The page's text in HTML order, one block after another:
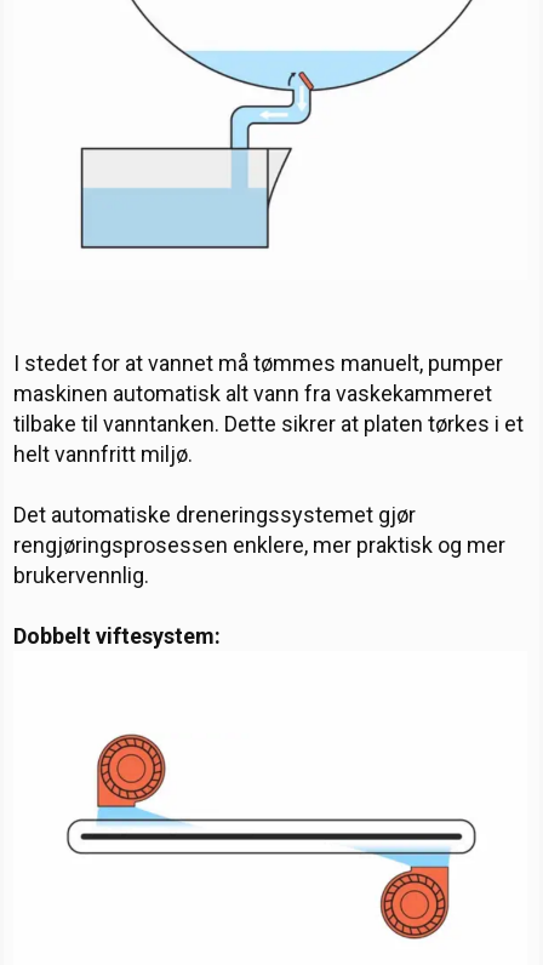
I stedet for at vannet må tømmes manuelt, pumper
maskinen automatisk alt vann fra vaskekammeret
tilbake til vanntanken. Dette sikrer at platen tørkes i et
helt vannfritt miljø.
Det automatiske dreneringssystemet gjør
rengjøringsprosessen enklere, mer praktisk og mer
brukervennlig.
Dobbelt viftesystem: